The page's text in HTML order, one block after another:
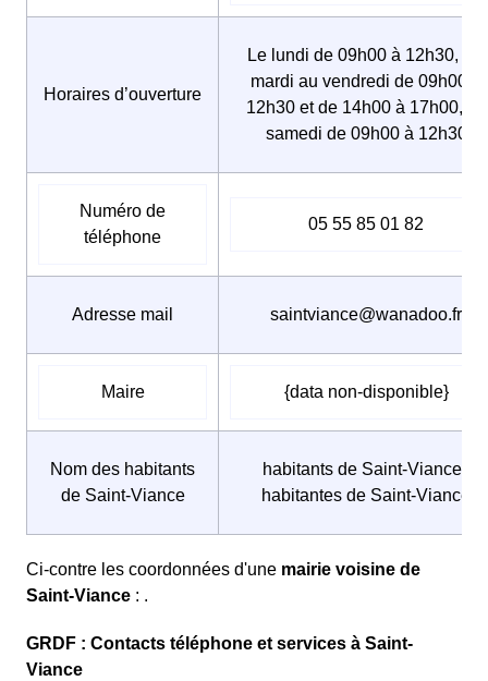
Horaires d’ouverture
Le lundi de 09h00 à 12h30, Du
mardi au vendredi de 09h00 à
12h30 et de 14h00 à 17h00, Le
samedi de 09h00 à 12h30
Numéro de
téléphone
05 55 85 01 82
Adresse mail saintviance@wanadoo.fr
Maire {data non-disponible}
Nom des habitants
de Saint-Viance
habitants de Saint-Viance /
habitantes de Saint-Viance
Ci-contre les coordonnées d'une mairie voisine de
Saint-Viance : .
GRDF : Contacts téléphone et services à Saint-
Viance